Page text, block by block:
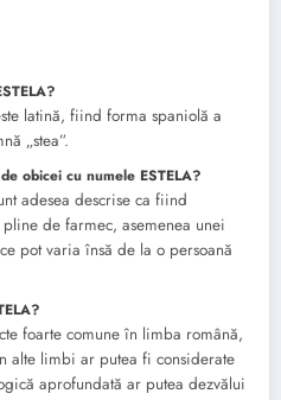
latină, fiind forma spaniolă a
„stea”.
obicei cu numele ESTELA?
adesea descrise ca fiind
de farmec, asemenea unei
pot varia însă de la o persoană
foarte comune în limba română,
alte limbi ar putea fi considerate
aprofundată ar putea dezvălui